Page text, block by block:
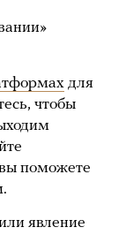
для
чтобы
поможете
явление